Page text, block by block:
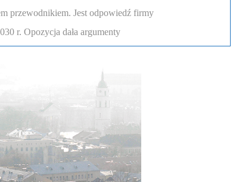
przewodnikiem. Jest odpowiedź firmy
r. Opozycja dała argumenty